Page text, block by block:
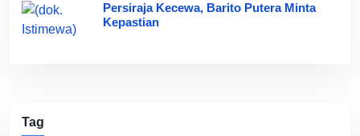
Persiraja Kecewa, Barito Putera Minta
Kepastian
Tag